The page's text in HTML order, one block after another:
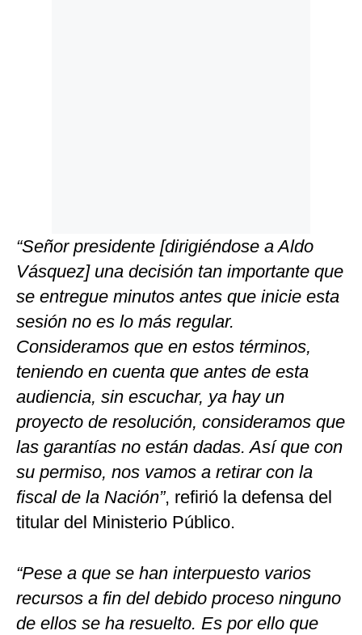
“Señor presidente [dirigiéndose a Aldo
Vásquez] una decisión tan importante que
se entregue minutos antes que inicie esta
sesión no es lo más regular.
Consideramos que en estos términos,
teniendo en cuenta que antes de esta
audiencia, sin escuchar, ya hay un
proyecto de resolución, consideramos que
las garantías no están dadas. Así que con
su permiso, nos vamos a retirar con la
fiscal de la Nación”, refirió la defensa del
titular del Ministerio Público.
“Pese a que se han interpuesto varios
recursos a fin del debido proceso ninguno
de ellos se ha resuelto. Es por ello que